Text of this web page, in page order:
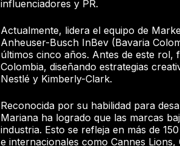
influenciadores y PR.
Actualmente, lidera el equipo de
Anheuser-Busch InBev (Bavaria
últimos cinco años. Antes de este rol,
Colombia, diseñando estrategias
Nestlé y Kimberly-Clark.
Reconocida por su habilidad para
Mariana ha logrado que las marcas
industria. Esto se refleja en más de
e internacionales como Cannes